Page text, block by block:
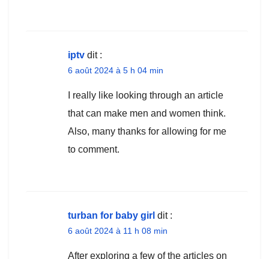
iptv dit :
6 août 2024 à 5 h 04 min
I really like looking through an article
that can make men and women think.
Also, many thanks for allowing for me
to comment.
turban for baby girl dit :
6 août 2024 à 11 h 08 min
After exploring a few of the articles on